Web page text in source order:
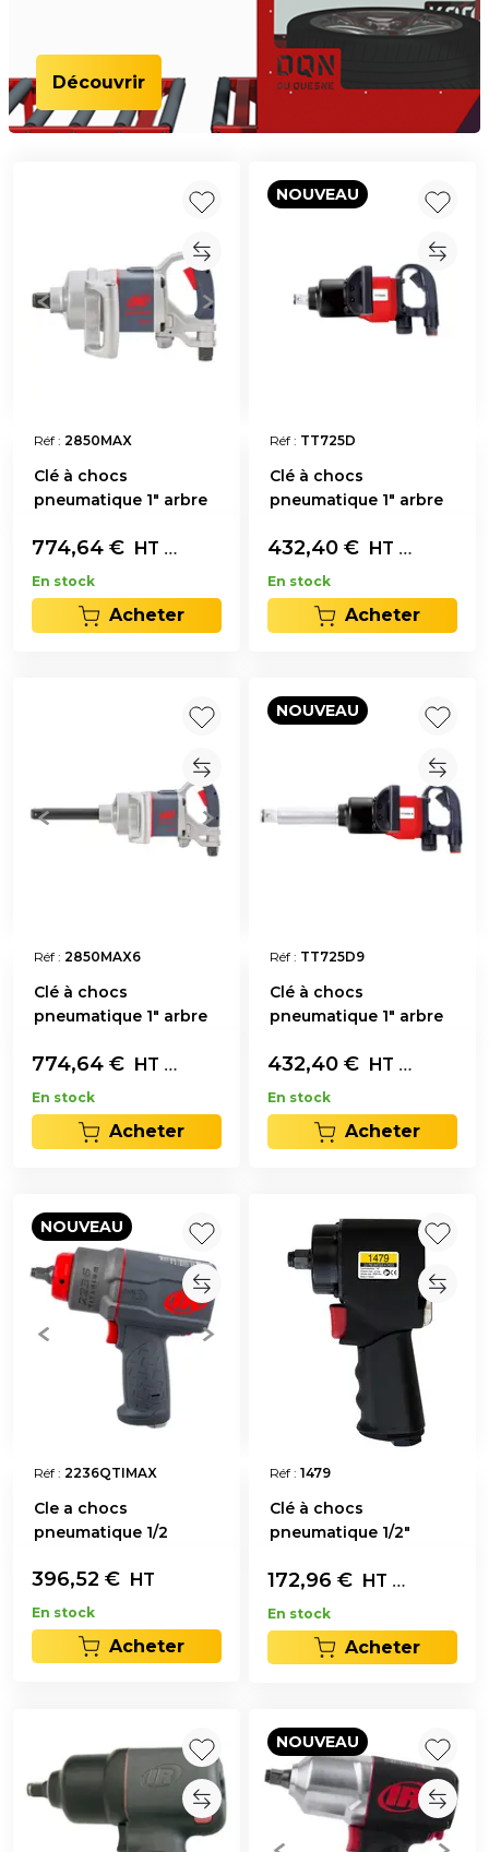
Découvrir
Réf : 2850MAX
Clé à chocs
pneumatique 1" arbre
774,64 € HT L'unité
En stock
Acheter
NOUVEAU
Réf : TT725D
Clé à chocs
pneumatique 1" arbre
432,40 € HT L'unité
En stock
Acheter
Réf : 2850MAX6
Clé à chocs
pneumatique 1" arbre
774,64 € HT L'unité
En stock
Acheter
NOUVEAU
Réf : TT725D9
Clé à chocs
pneumatique 1" arbre
432,40 € HT L'unité
En stock
Acheter
NOUVEAU
Réf : 2236QTIMAX
Cle a chocs
pneumatique 1/2
396,52 € HT
En stock
Acheter
Réf : 1479
Clé à chocs
pneumatique 1/2"
172,96 € HT L'unité
En stock
Acheter
NOUVEAU